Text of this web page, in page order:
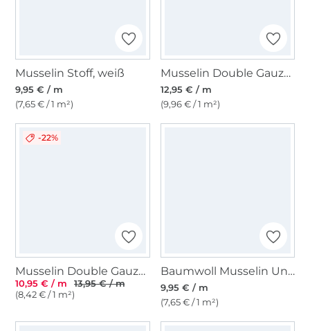
Musselin Stoff, weiß
9,95 € / m
(7,65 € / 1 m²)
Musselin Double Gauze Waldtiere, weiß
12,95 € / m
(9,96 € / 1 m²)
-22%
Musselin Double Gauze Kirschen, creme
10,95 € / m
13,95 € / m
(8,42 € / 1 m²)
Baumwoll Musselin Uni, hellaqua
9,95 € / m
(7,65 € / 1 m²)